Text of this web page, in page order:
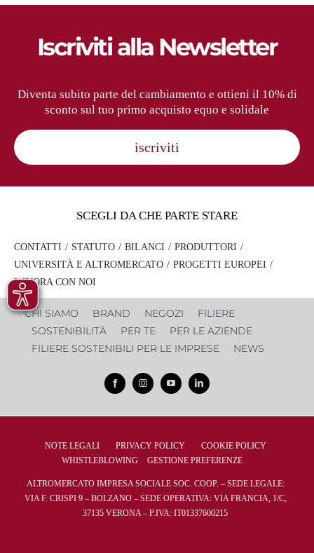
Iscriviti alla Newsletter
Diventa subito parte del cambiamento e ottieni il 10% di
sconto sul tuo primo acquisto equo e solidale
iscriviti
CONTATTI STATUTO BILANCI
PRODUTTORI
UNIVERSITÀ E ALTROMERCATO
PROGETTI EUROPEI
LAVORA CON NOI
SCEGLI DA CHE PARTE STARE
CHI SIAMO BRAND NEGOZI
FILIERE
SOSTENIBILITÀ
PER TE
PER LE AZIENDE
FILIERE SOSTENIBILI PER LE IMPRESE
NEWS
NOTE LEGALI PRIVACY POLICY
COOKIE POLICY
WHISTLEBLOWING
GESTIONE PREFERENZE
ALTROMERCATO IMPRESA SOCIALE SOC. COOP. – SEDE LEGALE:
VIA F. CRISPI 9 – BOLZANO – SEDE OPERATIVA: VIA FRANCIA, 1/C,
37135 VERONA – P.IVA: IT01337600215